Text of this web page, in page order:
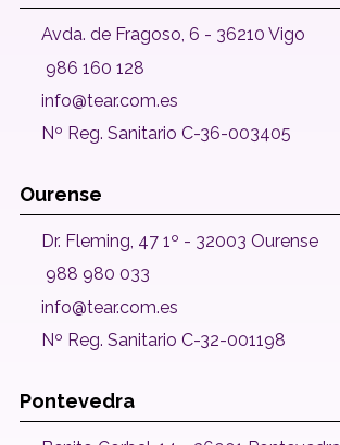
Avda. de Fragoso, 6 - 36210 Vigo
986 160 128
info@tear.com.es
Nº Reg. Sanitario C-36-003405
Ourense
Dr. Fleming, 47 1º - 32003 Ourense
988 980 033
info@tear.com.es
Nº Reg. Sanitario C-32-001198
Pontevedra